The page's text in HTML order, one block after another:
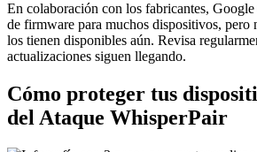
En colaboración con los fabricantes, Google
de firmware para muchos dispositivos, pero
los tienen disponibles aún. Revisa
actualizaciones siguen llegando.
Cómo proteger tus
del Ataque WhisperPair